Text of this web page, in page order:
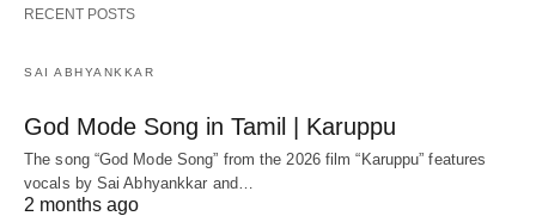
RECENT POSTS
SAI ABHYANKKAR
God Mode Song in Tamil | Karuppu
The song “God Mode Song” from the 2026 film “Karuppu” features
vocals by Sai Abhyankkar‬ and…
2 months ago